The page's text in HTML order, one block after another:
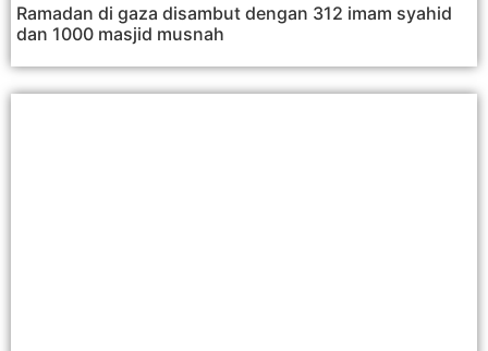
Ramadan di gaza disambut dengan 312 imam syahid
dan 1000 masjid musnah